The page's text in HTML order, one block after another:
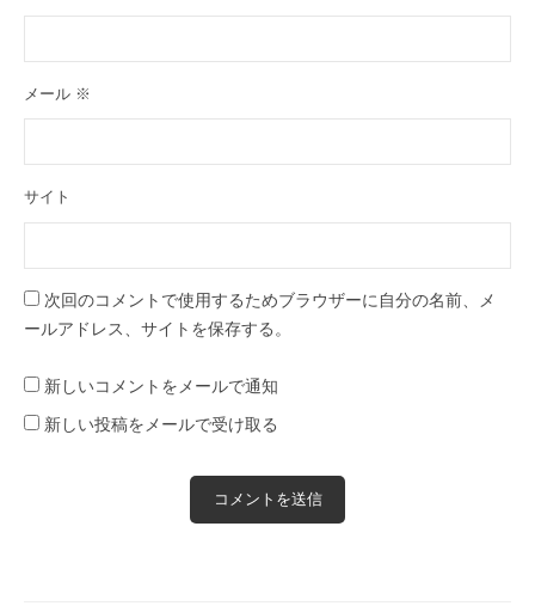
メール ※
サイト
次回のコメントで使用するためブラウザーに自分の名前、メ
ールアドレス、サイトを保存する。
新しいコメントをメールで通知
新しい投稿をメールで受け取る